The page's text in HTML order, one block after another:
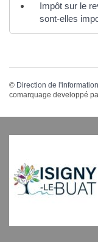
Impôt sur le
sont-elles
© Direction de
comarquage developpé